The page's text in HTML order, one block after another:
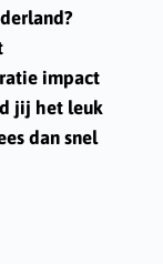
impact
jij het leuk
dan snel